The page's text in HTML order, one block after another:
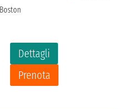
Dettagli
Prenota
Boston